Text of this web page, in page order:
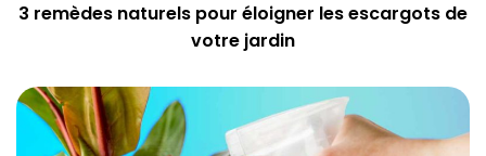
3 remèdes naturels pour éloigner les escargots de
votre jardin